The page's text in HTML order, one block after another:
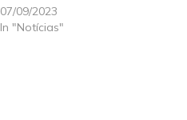
07/09/2023
In "Notícias"